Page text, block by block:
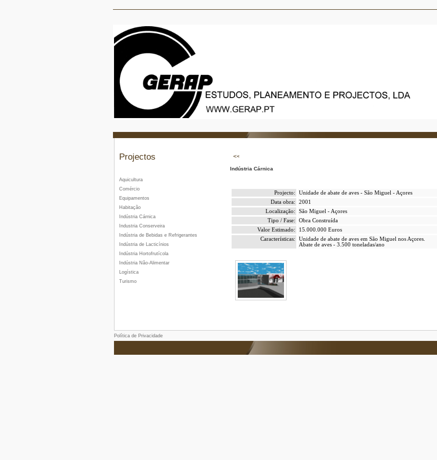
Projectos
Aquicultura
Comércio
Equipamentos
Habitação
Indústria Cárnica
Industria Conserveira
Indústria de Bebidas e Refrigerantes
Indústria de Lacticínios
Indústria Hortofrutícola
Indústria Não-Alimentar
Logística
Turismo
Indústria Cárnica
Projecto:
Unidade de abate de aves - São Miguel - Açores
Data obra:
2001
Localização:
São Miguel - Açores
Tipo / Fase:
Obra Construída
Valor Estimado:
15.000.000 Euros
Características:
Unidade de abate de aves em São Miguel nos Açores.
Abate de aves - 3.500 toneladas/ano
Política de Privacidade